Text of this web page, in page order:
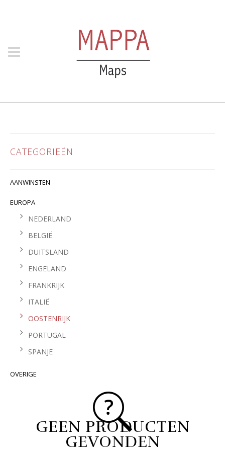
CATEGORIEËN
AANWINSTEN
EUROPA
NEDERLAND
BELGIË
DUITSLAND
ENGELAND
FRANKRIJK
ITALIË
OOSTENRIJK
PORTUGAL
SPANJE
OVERIGE
GEEN PRODUCTEN
GEVONDEN